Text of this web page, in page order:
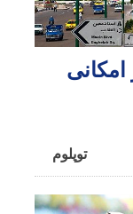
امکانی
توپلوم